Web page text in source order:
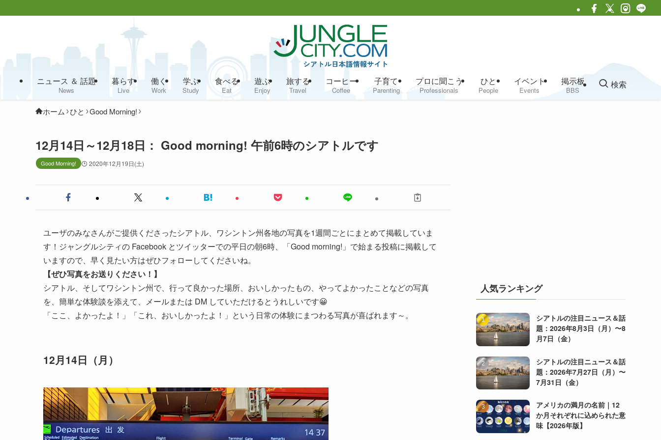
ニュース ＆ 話題
News
暮らす
Live
働く
Work
学ぶ
Study
食べる
Eat
遊ぶ
Enjoy
旅する
Travel
コーヒー
Coffee
子育て
Parenting
プロに聞こう
Professionals
ひと
People
イベント
Events
掲示板
BBS
検索
ホーム ひと Good Morning!
12月14日～12月18日： Good morning! 午前6時のシアトルです
Good Morning! 2020年12月19日(土)
ユーザのみなさんがご提供くださったシアトル、ワシントン州各地の写真を1週間ごとにまとめて掲載していま
す！ジャングルシティの Facebook とツイッターでの平日の朝6時、「Good morning!」で始まる投稿に掲載して
いますので、早く見たい方はぜひフォローしてくださいね。
【ぜひ写真をお送りください！】
シアトル、そしてワシントン州で、行って良かった場所、おいしかったもの、やってよかったことなどの写真
を、簡単な体験談を添えて、メールまたは DM していただけるとうれしいです😀
「ここ、よかったよ！」「これ、おいしかったよ！」という日常の体験にまつわる写真が喜ばれます～。
12月14日（月）
人気ランキング
シアトルの注目ニュース＆話
題：2026年8月3日（月）〜8
月7日（金）
シアトルの注目ニュース＆話
題：2026年7月27日（月）〜
7月31日（金）
アメリカの満月の名前｜12
か月それぞれに込められた意
味【2026年版】